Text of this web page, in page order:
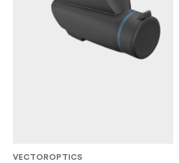
VECTOROPTICS